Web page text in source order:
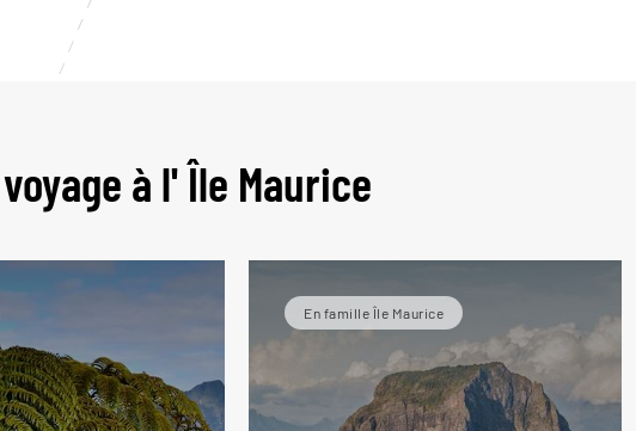
à l' Île Maurice
En famille Île Maurice